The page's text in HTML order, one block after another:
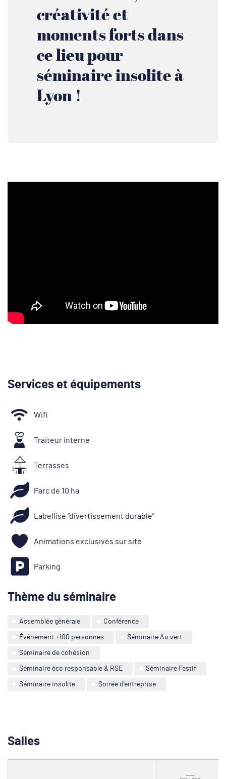
créativité et
moments forts dans
ce lieu pour
séminaire insolite à
Lyon !
Services et équipements
Wifi
Traiteur interne
Terrasses
Parc de 10 ha
Labellisé “divertissement durable”
Animations exclusives sur site
Parking
Thème du séminaire
Assemblée générale Conférence
Événement +100 personnes Séminaire Au vert
Séminaire de cohésion
Séminaire éco responsable & RSE Séminaire Festif
Séminaire insolite Soirée d'entreprise
Salles